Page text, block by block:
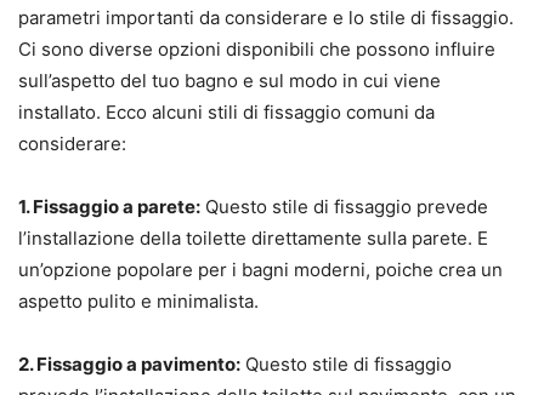
parametri importanti da considerare e lo stile di fissaggio.
Ci sono diverse opzioni disponibili che possono influire
sull’aspetto del tuo bagno e sul modo in cui viene
installato. Ecco alcuni stili di fissaggio comuni da
considerare:
1. Fissaggio a parete: Questo stile di fissaggio prevede
l’installazione della toilette direttamente sulla parete. E
un’opzione popolare per i bagni moderni, poiche crea un
aspetto pulito e minimalista.
2. Fissaggio a pavimento: Questo stile di fissaggio